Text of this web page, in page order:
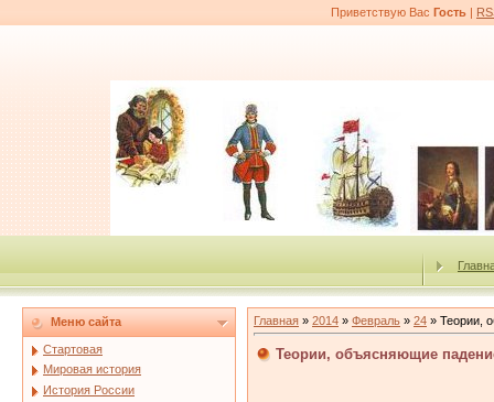
Приветствую Вас Гость |
Меню сайта
Стартовая
Мировая история
История России
Главная » 2014 » Февраль » 24 » Теории,
Теории, объясняющие